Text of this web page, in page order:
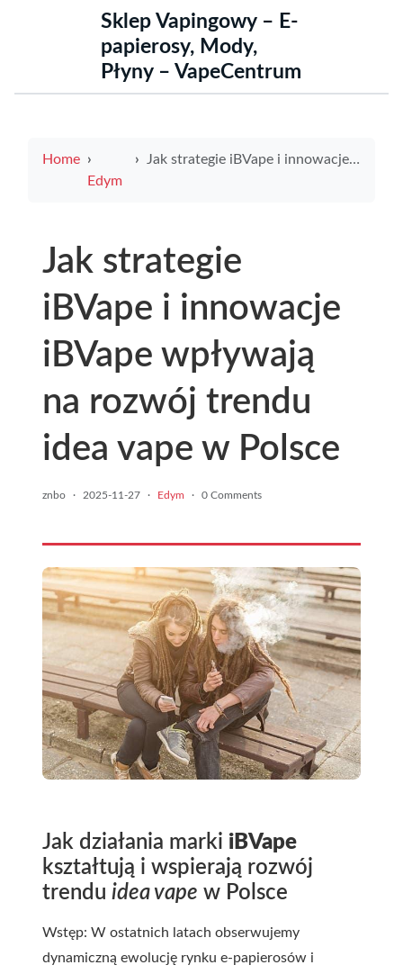
Sklep Vapingowy – E-
papierosy, Mody,
Płyny – VapeCentrum
Home
Edym
Jak strategie iBVape i innowacje iBVape wpływają na rozwój trendu idea vape w Polsce
Jak strategie
iBVape i innowacje
iBVape wpływają
na rozwój trendu
idea vape w Polsce
znbo · 2025-11-27 · Edym · 0 Comments
Jak działania marki iBVape
kształtują i wspierają rozwój
trendu idea vape w Polsce
Wstęp: W ostatnich latach obserwujemy
dynamiczną ewolucję rynku e-papierosów i